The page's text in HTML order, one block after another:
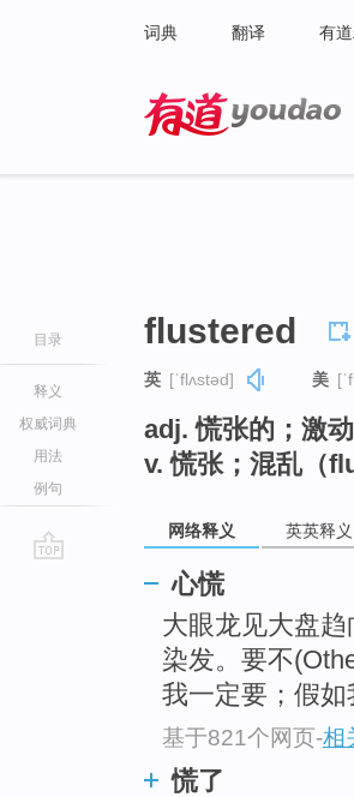
词典 翻译 有
目录
释义
权威词典
用法
例句
flustered
英 [ˈflʌstəd] 美
adj. 慌张的；激
v. 慌张；混乱（
网络释义 英英释义
心慌
大眼龙见大盘
染发。要不
我一定要；假
基于821个网页-相
慌了